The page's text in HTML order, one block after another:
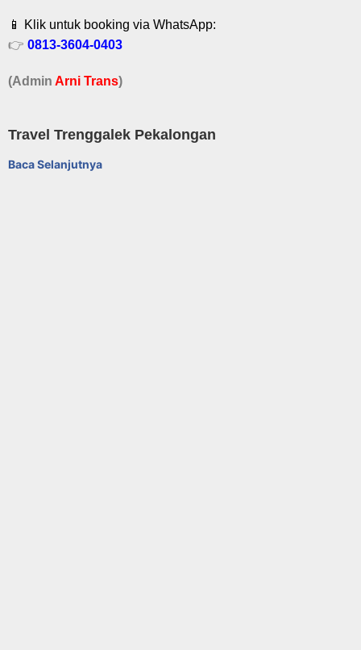
📱 Klik untuk booking via WhatsApp:
👉 0813-3604-0403
(Admin Arni Trans)
Travel Trenggalek Pekalongan
Baca Selanjutnya